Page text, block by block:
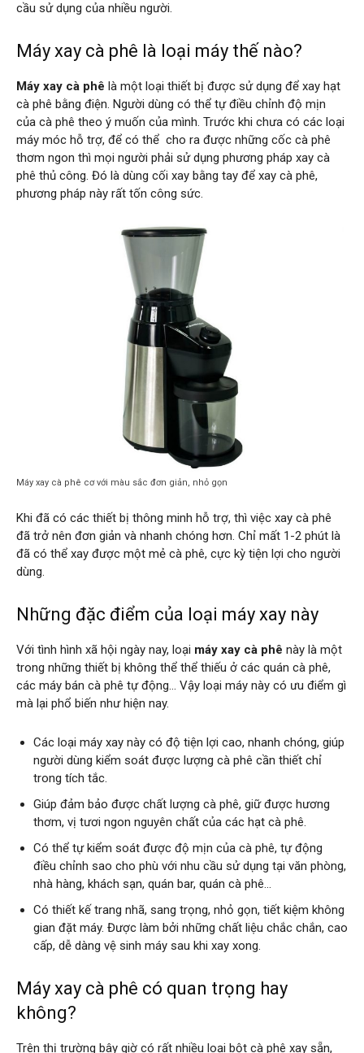
cầu sử dụng của nhiều người.
Máy xay cà phê là loại máy thế nào?
Máy xay cà phê là một loại thiết bị được sử dụng để xay hạt
cà phê bằng điện. Người dùng có thể tự điều chỉnh độ mịn
của cà phê theo ý muốn của mình. Trước khi chưa có các loại
máy móc hỗ trợ, để có thể cho ra được những cốc cà phê
thơm ngon thì mọi người phải sử dụng phương pháp xay cà
phê thủ công. Đó là dùng cối xay bằng tay để xay cà phê,
phương pháp này rất tốn công sức.
Máy xay cà phê cơ với màu sắc đơn giản, nhỏ gọn
Khi đã có các thiết bị thông minh hỗ trợ, thì việc xay cà phê
đã trở nên đơn giản và nhanh chóng hơn. Chỉ mất 1-2 phút là
đã có thể xay được một mẻ cà phê, cực kỳ tiện lợi cho người
dùng.
Những đặc điểm của loại máy xay này
Với tình hình xã hội ngày nay, loại máy xay cà phê này là một
trong những thiết bị không thể thể thiếu ở các quán cà phê,
các máy bán cà phê tự động… Vậy loại máy này có ưu điểm gì
mà lại phổ biến như hiện nay.
Các loại máy xay này có độ tiện lợi cao, nhanh chóng, giúp
người dùng kiểm soát được lượng cà phê cần thiết chỉ
trong tích tắc.
Giúp đảm bảo được chất lượng cà phê, giữ được hương
thơm, vị tươi ngon nguyên chất của các hạt cà phê.
Có thể tự kiểm soát được độ mịn của cà phê, tự động
điều chỉnh sao cho phù với nhu cầu sử dụng tại văn phòng,
nhà hàng, khách sạn, quán bar, quán cà phê…
Có thiết kế trang nhã, sang trọng, nhỏ gọn, tiết kiệm không
gian đặt máy. Được làm bởi những chất liệu chắc chắn, cao
cấp, dễ dàng vệ sinh máy sau khi xay xong.
Máy xay cà phê có quan trọng hay
không?
Trên thị trường bây giờ có rất nhiều loại bột cà phê xay sẵn,